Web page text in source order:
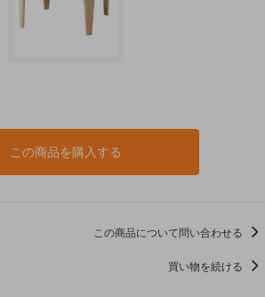
この商品を購入する
この商品について問い合わせる
買い物を続ける